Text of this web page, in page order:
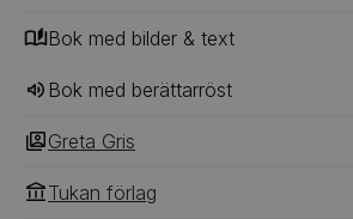
Bok med bilder & text
Bok med berättarröst
Greta Gris
Tukan förlag